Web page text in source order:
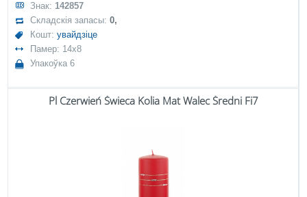
Знак: 142857
Складскія запасы:0,
Кошт:увайдзіце
Памер: 14x8
Упакоўка 6
Pl Czerwień Świeca Kolia Mat Walec Średni Fi7